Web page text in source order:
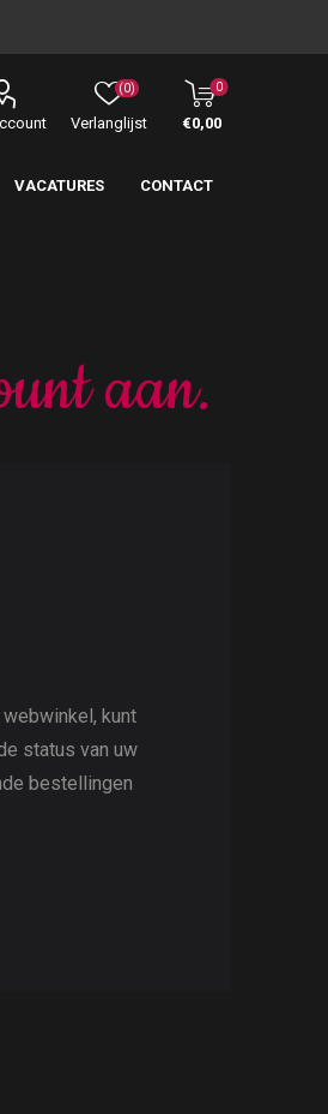
Verlanglijst
(0) 0
€0,00
VACATURES CONTACT
aan.
kunt
status van uw
bestellingen